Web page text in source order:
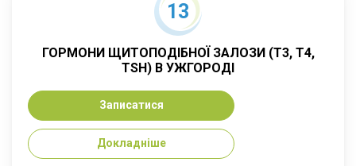
13
ГОРМОНИ ЩИТОПОДІБНОЇ ЗАЛОЗИ (T3, T4,
TSH) В УЖГОРОДІ
Записатися
Докладніше